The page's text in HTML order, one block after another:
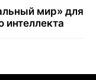
мир» для
интеллекта